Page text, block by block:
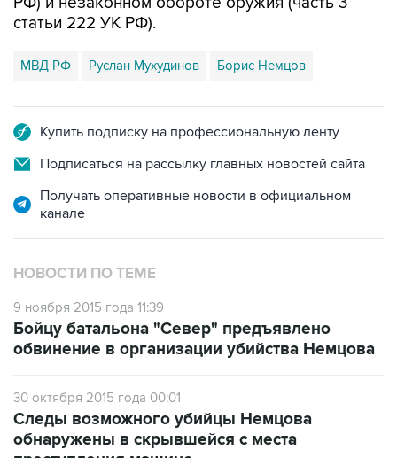
МВД РФ Руслан Мухудинов
Подписаться на рассылку главных новостей сайта
Получать оперативные новости в официальном
НОВОСТИ ПО ТЕМЕ
9 ноября 2015 года 11:39
обвинение в организации убийства Немцова
30 октября 2015 года 00:01
обнаружены в скрывшейся с места
преступления машине